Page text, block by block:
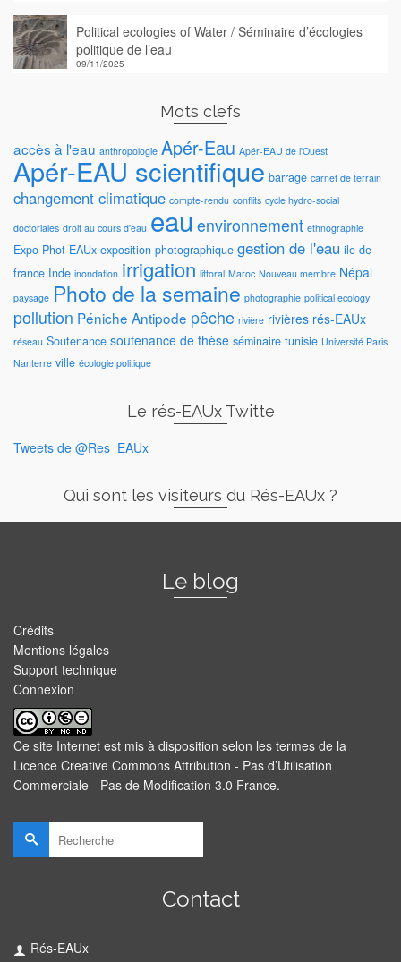
Political ecologies of Water / Séminaire d’écologies
politique de l’eau
09/11/2025
Mots clefs
accès à l'eau anthropologie Apér-Eau Apér-EAU de l'Ouest
Apér-EAU scientifique barrage carnet de terrain
changement climatique compte-rendu conflits cycle hydro-social
doctoriales droit au cours d'eau eau environnement ethnographie
Expo Phot-EAUx exposition photographique gestion de l'eau ile de
france Inde inondation irrigation littoral Maroc Nouveau membre Népal
paysage Photo de la semaine photographie political ecology
pollution Péniche Antipode pêche rivière rivières rés-EAUx
réseau Soutenance soutenance de thèse séminaire tunisie Université Paris
Nanterre ville écologie politique
Le rés-EAUx Twitte
Tweets de @Res_EAUx
Qui sont les visiteurs du Rés-EAUx ?
Le blog
Crédits
Mentions légales
Support technique
Connexion
Ce site Internet est mis à disposition selon les termes de la
Licence Creative Commons Attribution - Pas d’Utilisation
Commerciale - Pas de Modification 3.0 France.
Rechercher :
Contact
Rés-EAUx